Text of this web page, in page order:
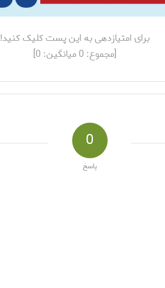
برای امتیازدهی به این پست کلیک کنید!
[مجموع: 0میانگین: 0
]
0
پاسخ